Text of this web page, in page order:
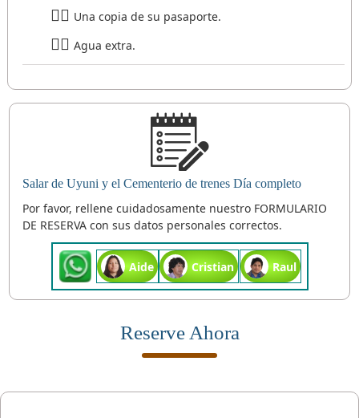
Una copia de su pasaporte.
Agua extra.
Salar de Uyuni y el Cementerio de trenes Día completo
Por favor, rellene cuidadosamente nuestro FORMULARIO
DE RESERVA con sus datos personales correctos.
Aide Cristian Raul
Reserve Ahora